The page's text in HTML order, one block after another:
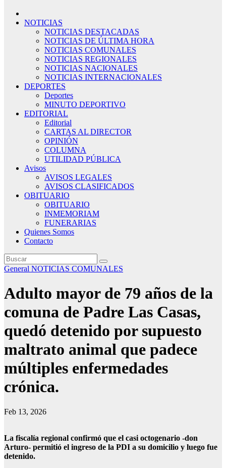
NOTICIAS
NOTICIAS DESTACADAS
NOTICIAS DE ÚLTIMA HORA
NOTICIAS COMUNALES
NOTICIAS REGIONALES
NOTICIAS NACIONALES
NOTICIAS INTERNACIONALES
DEPORTES
Deportes
MINUTO DEPORTIVO
EDITORIAL
Editorial
CARTAS AL DIRECTOR
OPINIÓN
COLUMNA
UTILIDAD PÚBLICA
Avisos
AVISOS LEGALES
AVISOS CLASIFICADOS
OBITUARIO
OBITUARIO
INMEMORIAM
FUNERARIAS
Quienes Somos
Contacto
General NOTICIAS COMUNALES
Adulto mayor de 79 años de la
comuna de Padre Las Casas,
quedó detenido por supuesto
maltrato animal que padece
múltiples enfermedades
crónica.
Feb 13, 2026
La fiscalía regional confirmó que el casi octogenario -don
Arturo- permitió el ingreso de la PDI a su domicilio y luego fue
detenido.